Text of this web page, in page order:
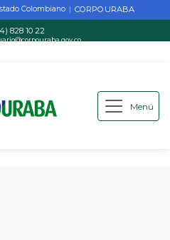
| CORPOURABA
828 10 22
Menú